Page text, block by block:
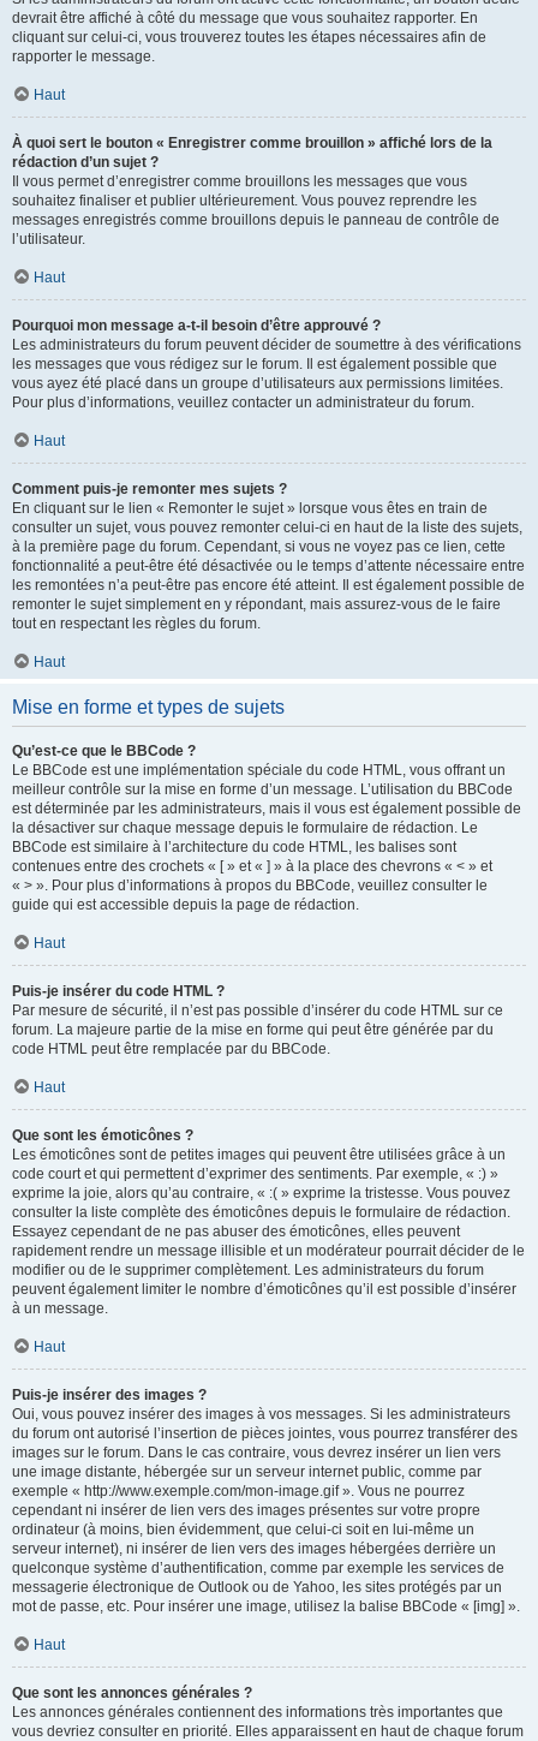
devrait être affiché à côté du message que vous souhaitez rapporter. En
cliquant sur celui-ci, vous trouverez toutes les étapes nécessaires afin de
rapporter le message.
Haut
À quoi sert le bouton « Enregistrer comme brouillon » affiché lors de la
rédaction d’un sujet ?
Il vous permet d’enregistrer comme brouillons les messages que vous
souhaitez finaliser et publier ultérieurement. Vous pouvez reprendre les
messages enregistrés comme brouillons depuis le panneau de contrôle de
l’utilisateur.
Haut
Pourquoi mon message a-t-il besoin d’être approuvé ?
Les administrateurs du forum peuvent décider de soumettre à des vérifications
les messages que vous rédigez sur le forum. Il est également possible que
vous ayez été placé dans un groupe d’utilisateurs aux permissions limitées.
Pour plus d’informations, veuillez contacter un administrateur du forum.
Haut
Comment puis-je remonter mes sujets ?
En cliquant sur le lien « Remonter le sujet » lorsque vous êtes en train de
consulter un sujet, vous pouvez remonter celui-ci en haut de la liste des sujets,
à la première page du forum. Cependant, si vous ne voyez pas ce lien, cette
fonctionnalité a peut-être été désactivée ou le temps d’attente nécessaire entre
les remontées n’a peut-être pas encore été atteint. Il est également possible de
remonter le sujet simplement en y répondant, mais assurez-vous de le faire
tout en respectant les règles du forum.
Haut
Mise en forme et types de sujets
Qu’est-ce que le BBCode ?
Le BBCode est une implémentation spéciale du code HTML, vous offrant un
meilleur contrôle sur la mise en forme d’un message. L’utilisation du BBCode
est déterminée par les administrateurs, mais il vous est également possible de
la désactiver sur chaque message depuis le formulaire de rédaction. Le
BBCode est similaire à l’architecture du code HTML, les balises sont
contenues entre des crochets « [ » et « ] » à la place des chevrons « < » et
« > ». Pour plus d’informations à propos du BBCode, veuillez consulter le
guide qui est accessible depuis la page de rédaction.
Haut
Puis-je insérer du code HTML ?
Par mesure de sécurité, il n’est pas possible d’insérer du code HTML sur ce
forum. La majeure partie de la mise en forme qui peut être générée par du
code HTML peut être remplacée par du BBCode.
Haut
Que sont les émoticônes ?
Les émoticônes sont de petites images qui peuvent être utilisées grâce à un
code court et qui permettent d’exprimer des sentiments. Par exemple, « :) »
exprime la joie, alors qu’au contraire, « :( » exprime la tristesse. Vous pouvez
consulter la liste complète des émoticônes depuis le formulaire de rédaction.
Essayez cependant de ne pas abuser des émoticônes, elles peuvent
rapidement rendre un message illisible et un modérateur pourrait décider de le
modifier ou de le supprimer complètement. Les administrateurs du forum
peuvent également limiter le nombre d’émoticônes qu’il est possible d’insérer
à un message.
Haut
Puis-je insérer des images ?
Oui, vous pouvez insérer des images à vos messages. Si les administrateurs
du forum ont autorisé l’insertion de pièces jointes, vous pourrez transférer des
images sur le forum. Dans le cas contraire, vous devrez insérer un lien vers
une image distante, hébergée sur un serveur internet public, comme par
exemple « http://www.exemple.com/mon-image.gif ». Vous ne pourrez
cependant ni insérer de lien vers des images présentes sur votre propre
ordinateur (à moins, bien évidemment, que celui-ci soit en lui-même un
serveur internet), ni insérer de lien vers des images hébergées derrière un
quelconque système d’authentification, comme par exemple les services de
messagerie électronique de Outlook ou de Yahoo, les sites protégés par un
mot de passe, etc. Pour insérer une image, utilisez la balise BBCode « [img] ».
Haut
Que sont les annonces générales ?
Les annonces générales contiennent des informations très importantes que
vous devriez consulter en priorité. Elles apparaissent en haut de chaque forum